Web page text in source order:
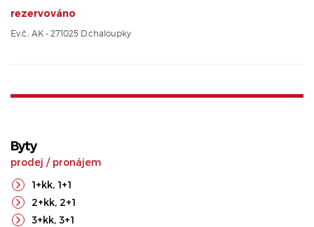
rezervováno
Ev.č.: AK - 271025 D.chaloupky
Byty
prodej / pronájem
1+kk, 1+1
2+kk, 2+1
3+kk, 3+1